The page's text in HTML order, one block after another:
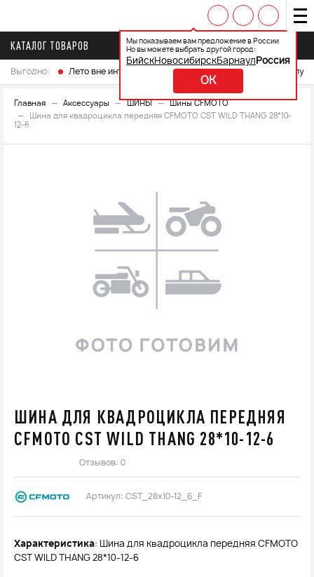
Мы показываем вам предложение в России
Но вы можете выбрать другой город:
БийскНовосибирскБарнаул Россия
OK
КАТАЛОГ ТОВАРОВ
Выгодно: Лето вне интренета Выберите свой мотоцикл и
Главная Аксессуары ШИНЫ
Шины CFMOTO
Шина для квадроцикла передняя CFMOTO CST WILD THANG 28*10-
12-6
ШИНА ДЛЯ КВАДРОЦИКЛА ПЕРЕДНЯЯ
CFMOTO CST WILD THANG 28*10-12-6
Отзывов: 0
Артикул: CST_28x10-12_6_F
Характеристика: Шина для квадроцикла передняя CFMOTO
CST WILD THANG 28*10-12-6